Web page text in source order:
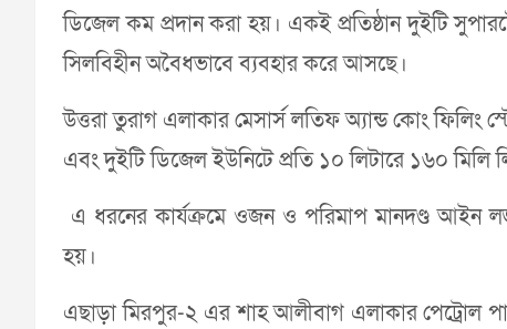
ডিজেল কম প্রদান করা হয়। একই প্রতিষ্ঠান দুইটি
সিলবিহীন অবৈধভাবে ব্যবহার করে আসছে।
উত্তরা তুরাগ এলাকার মেসার্স লতিফ অ্যান্ড কোং ফিলিং
এবং দুইটি ডিজেল ইউনিটে প্রতি ১০ লিটারে ১৬০ মিলি
এ ধরনের কার্যক্রমে ওজন ও পরিমাপ মানদণ্ড আইন
হয়।
এছাড়া মিরপুর-২ এর শাহ আলীবাগ এলাকার পেট্রোল